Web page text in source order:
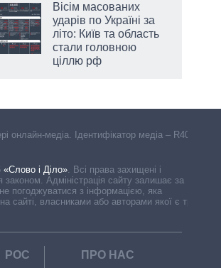
Вісім масованих
ударів по Україні за
літо: Київ та область
стали головною
ціллю рф
онлайн-медіа. Ідентифікатор медіа – R40-
«Слово і Діло». Всі права захищені і
законом. Адміністрація сайту залишає за
погоджуватися з інформацією, яка
сайті, власниками або авторами якої є треті
РОС
ПРО НАС